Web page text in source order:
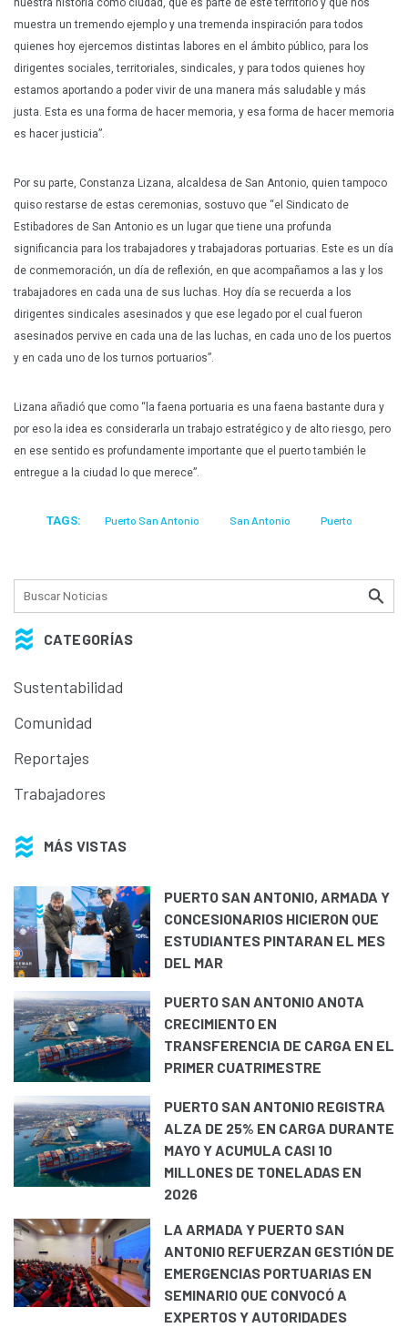
CATEGORÍAS
Sustentabilidad
Comunidad
Reportajes
Trabajadores
MÁS VISTAS
PUERTO SAN ANTONIO, ARMADA Y
CONCESIONARIOS HICIERON QUE
ESTUDIANTES PINTARAN EL MES
DEL MAR
PUERTO SAN ANTONIO ANOTA
CRECIMIENTO EN
TRANSFERENCIA DE CARGA EN EL
PRIMER CUATRIMESTRE
PUERTO SAN ANTONIO REGISTRA
ALZA DE 25% EN CARGA DURANTE
MAYO Y ACUMULA CASI 10
MILLONES DE TONELADAS EN
2026
LA ARMADA Y PUERTO SAN
ANTONIO REFUERZAN GESTIÓN DE
EMERGENCIAS PORTUARIAS EN
SEMINARIO QUE CONVOCÓ A
EXPERTOS Y AUTORIDADES
nuestra historia como ciudad, que es parte de este territorio y que nos
muestra un tremendo ejemplo y una tremenda inspiración para todos
quienes hoy ejercemos distintas labores en el ámbito público, para los
dirigentes sociales, territoriales, sindicales, y para todos quienes hoy
estamos aportando a poder vivir de una manera más saludable y más
justa. Esta es una forma de hacer memoria, y esa forma de hacer memoria
es hacer justicia”.
Por su parte, Constanza Lizana, alcaldesa de San Antonio, quien tampoco
quiso restarse de estas ceremonias, sostuvo que “el Sindicato de
Estibadores de San Antonio es un lugar que tiene una profunda
significancia para los trabajadores y trabajadoras portuarias. Este es un día
de conmemoración, un día de reflexión, en que acompañamos a las y los
trabajadores en cada una de sus luchas. Hoy día se recuerda a los
dirigentes sindicales asesinados y que ese legado por el cual fueron
asesinados pervive en cada una de las luchas, en cada uno de los puertos
y en cada uno de los turnos portuarios”.
Lizana añadió que como “la faena portuaria es una faena bastante dura y
por eso la idea es considerarla un trabajo estratégico y de alto riesgo, pero
en ese sentido es profundamente importante que el puerto también le
entregue a la ciudad lo que merece”.
TAGS: Puerto San Antonio San Antonio Puerto